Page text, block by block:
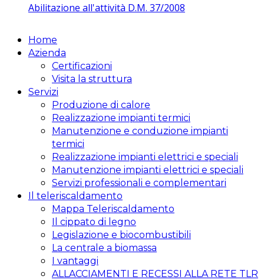
Abilitazione all'attività D.M. 37/2008
Home
Azienda
Certificazioni
Visita la struttura
Servizi
Produzione di calore
Realizzazione impianti termici
Manutenzione e conduzione impianti
termici
Realizzazione impianti elettrici e speciali
Manutenzione impianti elettrici e speciali
Servizi professionali e complementari
Il teleriscaldamento
Mappa Teleriscaldamento
Il cippato di legno
Legislazione e biocombustibili
La centrale a biomassa
I vantaggi
ALLACCIAMENTI E RECESSI ALLA RETE TLR